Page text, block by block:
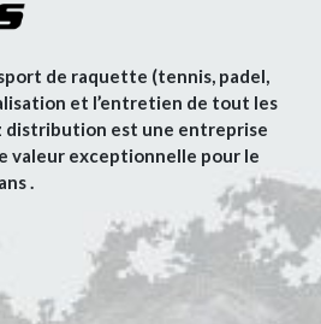
de raquette (tennis, padel,
et l’entretien de tout les
distribution est une entreprise
valeur exceptionnelle pour le
.